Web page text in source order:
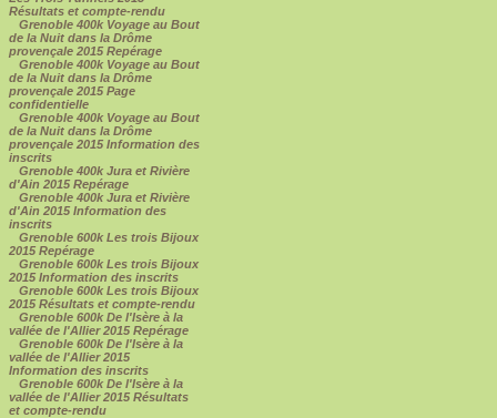
Résultats et compte-rendu
Grenoble 400k Voyage au Bout
de la Nuit dans la Drôme
provençale 2015 Repérage
Grenoble 400k Voyage au Bout
de la Nuit dans la Drôme
provençale 2015 Page
confidentielle
Grenoble 400k Voyage au Bout
de la Nuit dans la Drôme
provençale 2015 Information des
inscrits
Grenoble 400k Jura et Rivière
d'Ain 2015 Repérage
Grenoble 400k Jura et Rivière
d'Ain 2015 Information des
inscrits
Grenoble 600k Les trois Bijoux
2015 Repérage
Grenoble 600k Les trois Bijoux
2015 Information des inscrits
Grenoble 600k Les trois Bijoux
2015 Résultats et compte-rendu
Grenoble 600k De l'Isère à la
vallée de l'Allier 2015 Repérage
Grenoble 600k De l'Isère à la
vallée de l'Allier 2015
Information des inscrits
Grenoble 600k De l'Isère à la
vallée de l'Allier 2015 Résultats
et compte-rendu